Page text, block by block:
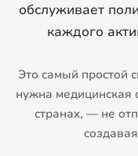
обслуживает
каждого
Это самый простой
нужна медицинская
странах, — не